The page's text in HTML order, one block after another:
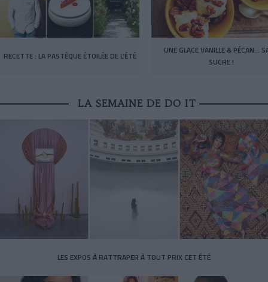
RECETTE : LA PASTÈQUE ÉTOILÉE DE L’ÉTÉ
UNE GLACE VANILLE & PÉCAN…
SUCRE !
LA SEMAINE DE DO IT
LES EXPOS À RATTRAPER À TOUT PRIX CET ÉTÉ